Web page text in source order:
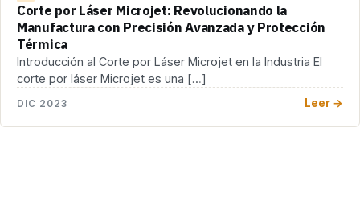
Corte por Láser Microjet: Revolucionando la
Manufactura con Precisión Avanzada y Protección
Térmica
Introducción al Corte por Láser Microjet en la Industria El
corte por láser Microjet es una […]
DIC 2023 Leer →